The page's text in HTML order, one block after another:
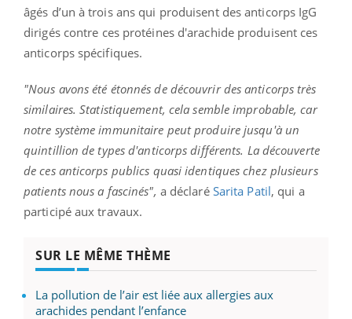
âgés d’un à trois ans qui produisent des anticorps IgG
dirigés contre ces protéines d'arachide produisent ces
anticorps spécifiques.
"Nous avons été étonnés de découvrir des anticorps très
similaires. Statistiquement, cela semble improbable, car
notre système immunitaire peut produire jusqu'à un
quintillion de types d'anticorps différents. La découverte
de ces anticorps publics quasi identiques chez plusieurs
patients nous a fascinés", a déclaré Sarita Patil, qui a
participé aux travaux.
SUR LE MÊME THÈME
La pollution de l’air est liée aux allergies aux
arachides pendant l’enfance